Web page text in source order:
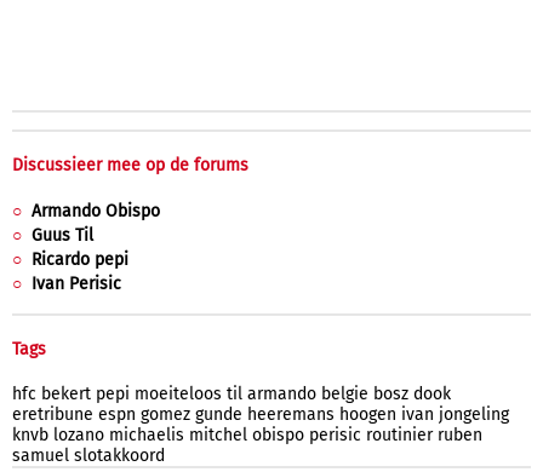
Discussieer mee op de forums
Armando Obispo
Guus Til
Ricardo pepi
Ivan Perisic
Tags
hfc bekert pepi moeiteloos til armando belgie bosz dook
eretribune espn gomez gunde heeremans hoogen ivan jongeling
knvb lozano michaelis mitchel obispo perisic routinier ruben
samuel slotakkoord